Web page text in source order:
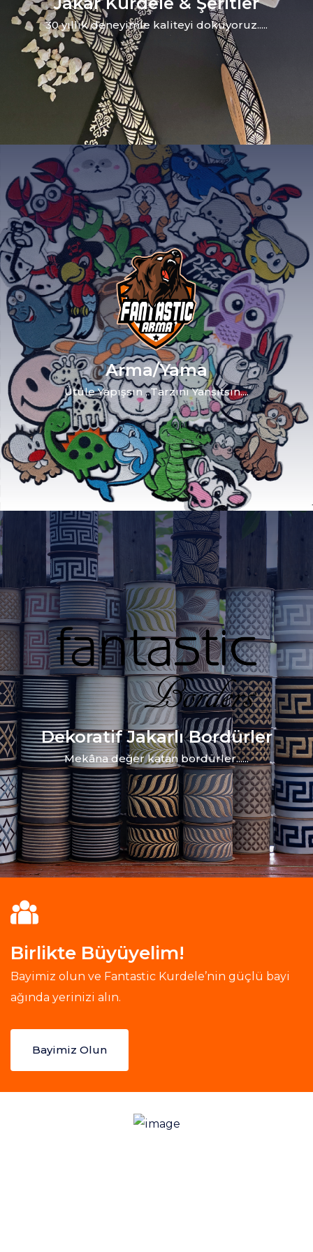
30 yıllık deneyimle kaliteyi dokuyoruz.....
Arma/Yama
Ütüle Yapışsın , Tarzını Yansıtsın....
Dekoratif Jakarlı Bordürler
Mekâna değer katan bordürler......
Birlikte Büyüyelim!
Bayimiz olun ve Fantastic Kurdele’nin güçlü bayi
ağında yerinizi alın.
Bayimiz Olun